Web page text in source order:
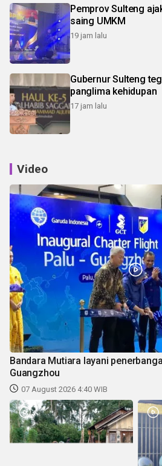
Pemprov Sulteng
saing UMKM
19 jam lalu
Gubernur Sulteng
panglima kehidupan
17 jam lalu
Video
Bandara Mutiara layani
Guangzhou
07 August 2026 4:40 WIB